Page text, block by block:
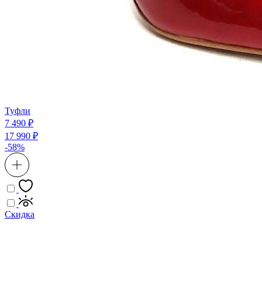
Туфли
7 490 ₽
17 990 ₽
-58%
Скидка